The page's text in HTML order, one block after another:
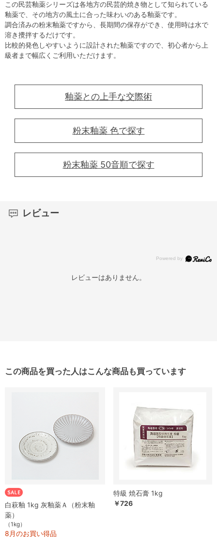
この民芸釉薬シリーズは各地方の民芸的焼き物として知られている
釉薬で、その地方の風土に合った味わいのある釉薬です。
調合済みの粉末釉薬ですから、長期間の保存ができ、使用時は水で
溶き攪拌するだけです。
比較的発色しやすいように設計された釉薬ですので、初心者から上
級者まで幅広くご利用いただけます。
釉薬との上手な交際術
粉末釉薬 色で探す
粉末釉薬 50音順で探す
レビュー
レビューはありません。
この商品を買った人はこんな商品も買っています
白萩釉 1kg 灰釉薬Ａ（粉末釉
薬）
（1kg）
8月のお買い得品
特級 焼石膏 1kg
￥726